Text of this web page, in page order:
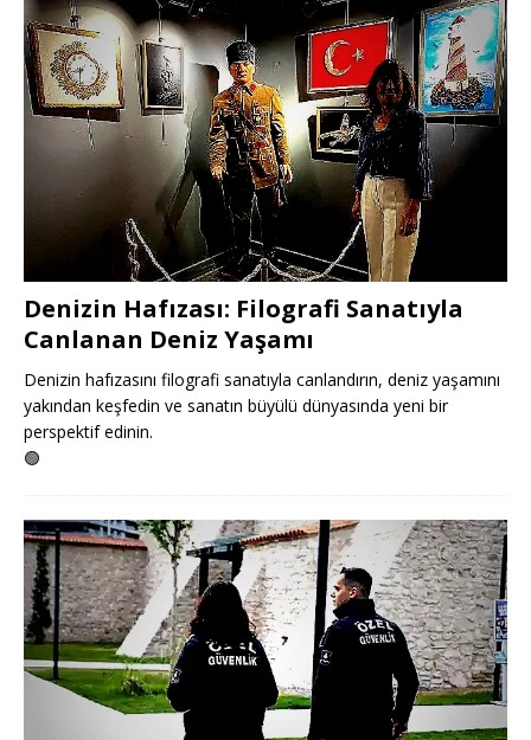
Denizin Hafızası: Filografi Sanatıyla
Canlanan Deniz Yaşamı
Denizin hafızasını filografi sanatıyla canlandırın, deniz yaşamını
yakından keşfedin ve sanatın büyülü dünyasında yeni bir
perspektif edinin.
🟢